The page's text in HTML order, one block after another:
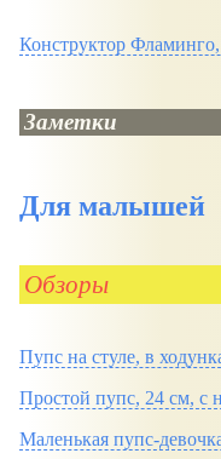
Конструктор
Заметки
Для малышей
Обзоры
Пупс на стуле, в
Простой пупс, 24 см, с
Маленькая пупс-